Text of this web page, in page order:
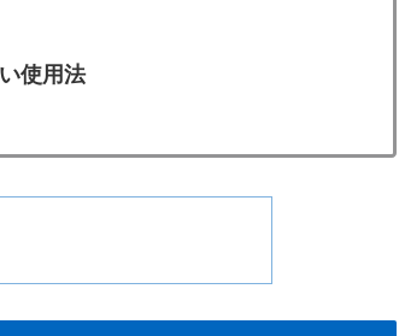
使用法